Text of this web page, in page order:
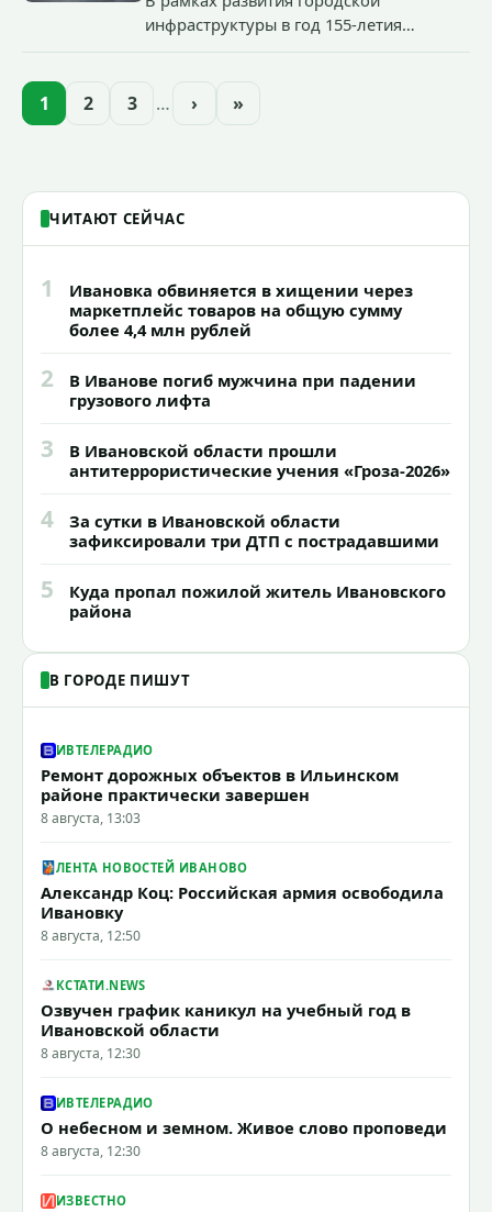
инфраструктуры в год 155-летия
проекта подсветки исторических
1 2 3 … › »
ЧИТАЮТ СЕЙЧАС
1
Ивановка обвиняется в хищении через
маркетплейс товаров на общую сумму
более 4,4 млн рублей
2
В Иванове погиб мужчина при падении
грузового лифта
3
В Ивановской области прошли
антитеррористические учения «Гроза-2026»
4
За сутки в Ивановской области
зафиксировали три ДТП с пострадавшими
5
Куда пропал пожилой житель Ивановского
района
В ГОРОДЕ ПИШУТ
ИВТЕЛЕРАДИО
Ремонт дорожных объектов в Ильинском
районе практически завершен
8 августа, 13:03
ЛЕНТА НОВОСТЕЙ ИВАНОВО
Александр Коц: Российская армия освободила
Ивановку
8 августа, 12:50
КСТАТИ.NEWS
Озвучен график каникул на учебный год в
Ивановской области
8 августа, 12:30
ИВТЕЛЕРАДИО
О небесном и земном. Живое слово проповеди
8 августа, 12:30
ИЗВЕСТНО